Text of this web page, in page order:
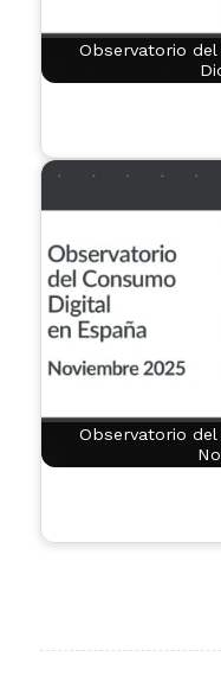
Observatorio del
Observatorio del